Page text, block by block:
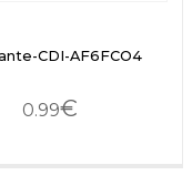
CDI-AF6FCO4
0.99€